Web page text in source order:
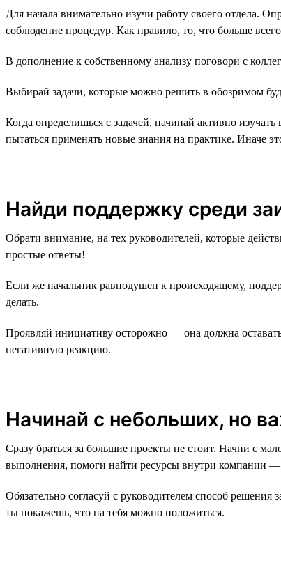
Для начала внимательно изучи работу своего отдела.
соблюдение процедур. Как правило, то, что больше
В дополнение к собственному анализу поговори с
Выбирай задачи, которые можно решить в обозримом
Когда определишься с задачей, начинай активно
пытаться применять новые знания на практике. Иначе
Найди поддержку среди
Обрати внимание, на тех руководителей, которые
простые ответы!
Если же начальник равнодушен к происходящему,
делать.
Проявляй инициативу осторожно — она должна
негативную реакцию.
Начинай с небольших, но
Сразу браться за большие проекты не стоит. Начни с
выполнения, помоги найти ресурсы внутри компании —
Обязательно согласуй с руководителем способ
ты покажешь, что на тебя можно положиться.